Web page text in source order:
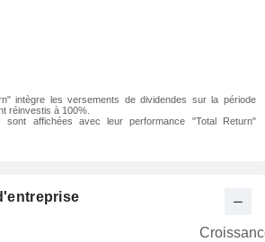
intègre les versements de dividendes sur la période
réinvestis à 100%.
sont affichées avec leur performance "Total Return"